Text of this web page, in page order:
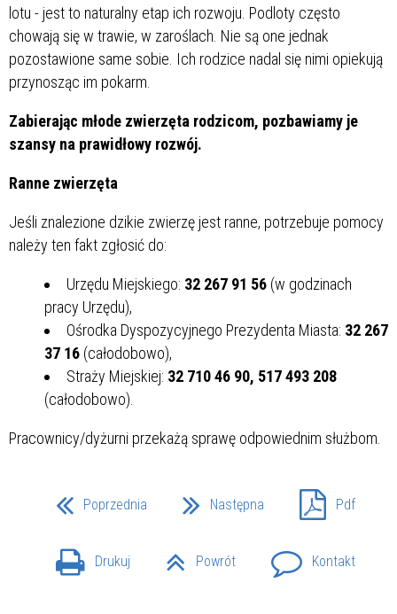
lotu - jest to naturalny etap ich rozwoju. Podloty często
chowają się w trawie, w zaroślach. Nie są one jednak
pozostawione same sobie. Ich rodzice nadal się nimi opiekują
przynosząc im pokarm.
Zabierając młode zwierzęta rodzicom, pozbawiamy je
szansy na prawidłowy rozwój.
Ranne zwierzęta
Jeśli znalezione dzikie zwierzę jest ranne, potrzebuje pomocy
należy ten fakt zgłosić do:
Urzędu Miejskiego: 32 267 91 56 (w godzinach
pracy Urzędu),
Ośrodka Dyspozycyjnego Prezydenta Miasta: 32 267
37 16 (całodobowo),
Straży Miejskiej: 32 710 46 90, 517 493 208
(całodobowo).
Pracownicy/dyżurni przekażą sprawę odpowiednim służbom.
Poprzednia Następna Pdf
Drukuj Powrót Kontakt